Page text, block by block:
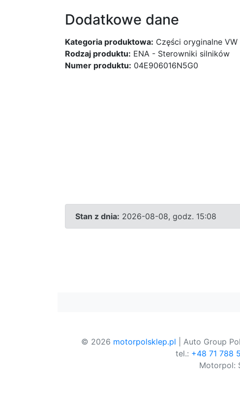
Dodatkowe dane
Kategoria produktowa: Części oryginalne
Rodzaj produktu: ENA - Sterowniki silników
Numer produktu: 04E906016N5G0
Stan z dnia: 2026-08-08, godz. 15:08
© 2026 motorpolsklep.pl | Auto Group
tel.: +48 71 788
Motorpol: